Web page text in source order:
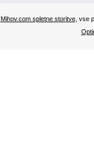
Mihov.com spletne storitve, vse